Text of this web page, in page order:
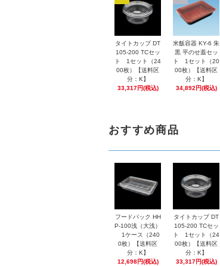
タイトカップ DT
105-200 TCセッ
ト 1セット（24
00枚）【送料区
分：K】
33,317円(税込)
米飯容器 KY-6 朱
黒 平のせ蓋セッ
ト 1セット（20
00枚）【送料区
分：K】
34,892円(税込)
おすすめ商品
フードパック HH
P-100浅（大浅）
1ケース（240
0枚）【送料区
分：K】
12,698円(税込)
タイトカップ DT
105-200 TCセッ
ト 1セット（24
00枚）【送料区
分：K】
33,317円(税込)